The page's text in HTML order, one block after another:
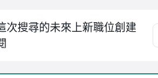
次搜尋的未來上新職位創建